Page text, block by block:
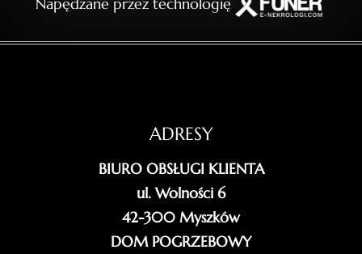
ADRESY
BIURO OBSŁUGI KLIENTA
ul. Wolności 6
42-300 Myszków
DOM POGRZEBOWY